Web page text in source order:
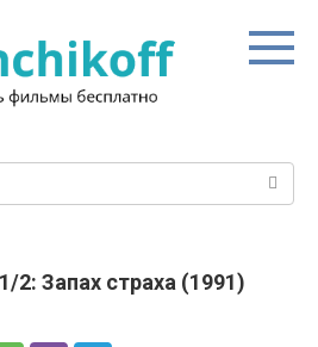
2: Запах страха (1991)